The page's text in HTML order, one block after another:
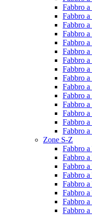
Fabbro
Fabbro
Fabbro
Fabbro
Fabbro
Fabbro
Fabbro
Fabbro
Fabbro a
Fabbro a
Fabbro a
Fabbro a
Fabbro a
Fabbro
Fabbro a
Zone S-Z
Fabbro a
Fabbro
Fabbro a
Fabbro
Fabbro a
Fabbro
Fabbro
Fabbro a